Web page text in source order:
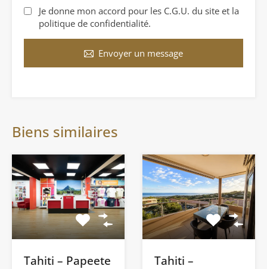
Je donne mon accord pour les C.G.U. du site et la
politique de confidentialité.
Envoyer un message
Biens similaires
Tahiti – Papeete
Tahiti –